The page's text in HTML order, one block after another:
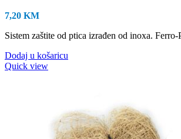
7,20 KM
Sistem zaštite od ptica izrađen od inoxa.
Dodaj u košaricu
Quick view